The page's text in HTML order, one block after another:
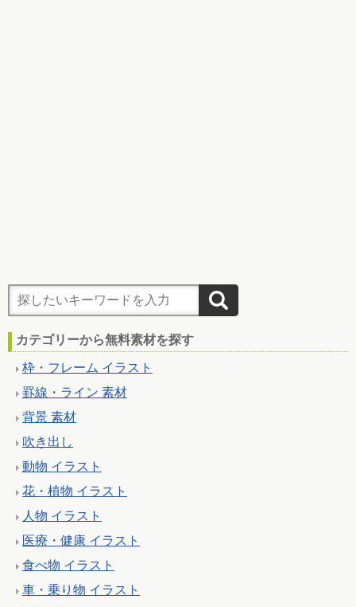
カテゴリーから無料素材を探す
枠・フレーム イラスト
罫線・ライン 素材
背景 素材
吹き出し
動物 イラスト
花・植物 イラスト
人物 イラスト
医療・健康 イラスト
食べ物 イラスト
車・乗り物 イラスト